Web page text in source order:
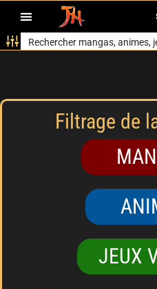
Filtrage de
JEUX